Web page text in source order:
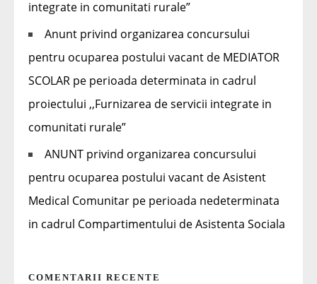
integrate in comunitati rurale”
Anunt privind organizarea concursului
pentru ocuparea postului vacant de MEDIATOR
SCOLAR pe perioada determinata in cadrul
proiectului ,,Furnizarea de servicii integrate in
comunitati rurale”
ANUNT privind organizarea concursului
pentru ocuparea postului vacant de Asistent
Medical Comunitar pe perioada nedeterminata
in cadrul Compartimentului de Asistenta Sociala
COMENTARII RECENTE